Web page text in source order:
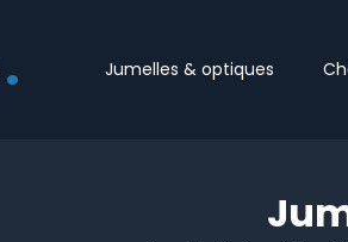
. Jumelles & optiques